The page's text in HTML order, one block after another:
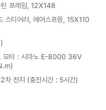
프레임, 12X148
티어러, 에어스프링, 15X110
모터 : 시마노 E-8000 36V
전지 (충전시간 : 5시간)